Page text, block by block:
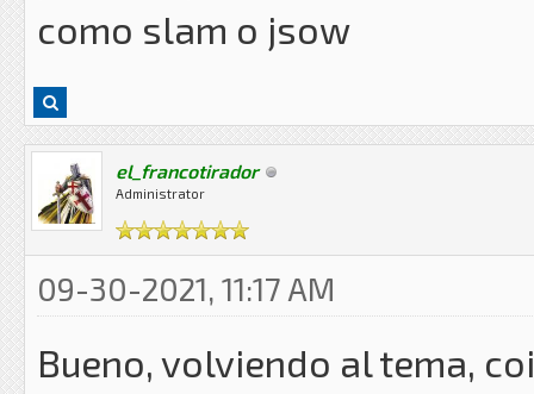
como slam o jsow
el_francotirador
Administrator
09-30-2021, 11:17 AM
Bueno, volviendo al tema,